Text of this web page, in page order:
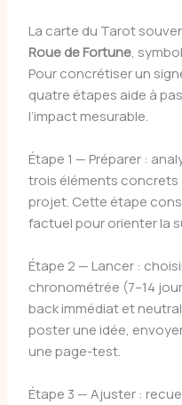
La carte du Tarot
Roue de Fortune,
Pour concrétiser un
quatre étapes aide à
l’impact mesurable.
Étape 1 — Préparer :
trois éléments
projet. Cette étape
factuel pour orienter la
Étape 2 — Lancer :
chronométrée (7–14
back immédiat et
poster une idée,
une page-test.
Étape 3 — Ajuster :